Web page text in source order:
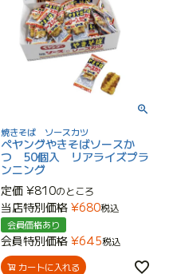
焼きそば ソースカツ
ペヤングやきそばソースか
つ 50個入 リアライズプラ
ンニング
定価 ¥810のところ
当店特別価格 ¥680税込
会員価格あり
会員特別価格 ¥645税込
カートに入れる